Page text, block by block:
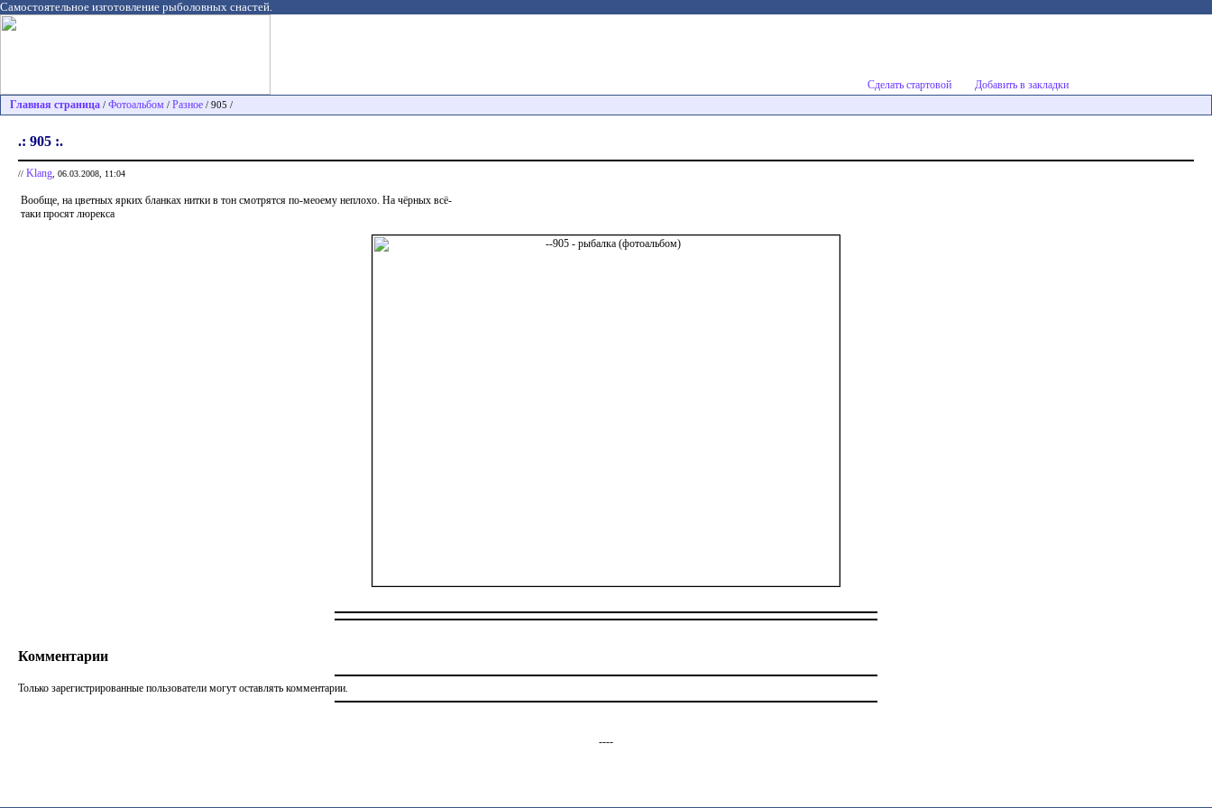
Самостоятельное изготовление рыболовных снастей.
Сделать стартовой
Добавить в закладки
Главная страница / Фотоальбом / Разное / 905 /
.: 905 :.
// Klang , 06.03.2008, 11:04
Вообще, на цветных ярких бланках нитки в тон смотрятся по-меоему неплохо. На чёрных всё-
таки просят люрекса
Комментарии
Только зарегистрированные пользователи могут оставлять комментарии.
----